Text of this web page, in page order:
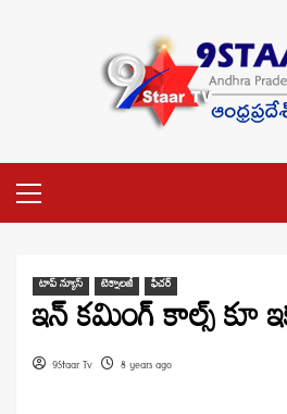
Menu
టాప్ న్యూస్ టెక్నాలజీ ఫీచర్
ఇన్ కమింగ్ కాల్స్ కూ
9Staar Tv 8 years ago